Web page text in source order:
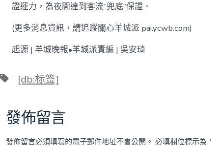
證運力，為夜間達到客流“兜底”保證。
(更多消息資訊，請追蹤關心羊城派 pai.ycwb.com)
起源 | 羊城晚報•羊城派責編 | 吳安琦
標 [db:标签]
發佈留言
發佈留言必須填寫的電子郵件地址不會公開。 必填欄位標示為*